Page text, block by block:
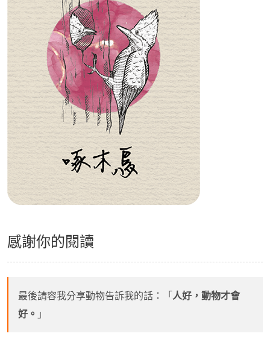
感謝你的閱讀
最後請容我分享動物告訴我的話：「人好，動物才會
好。 」